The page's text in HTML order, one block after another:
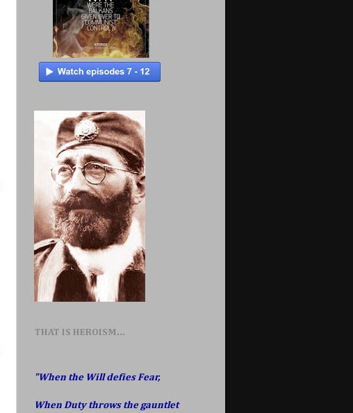
THAT IS HEROISM...
"When the Will defies Fear,
When Duty throws the gauntlet